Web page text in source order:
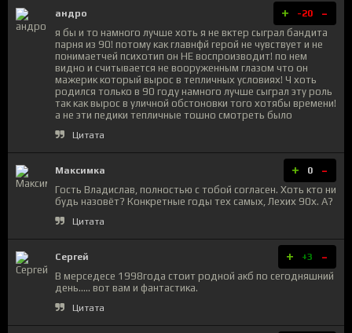
андро + -20 -
я бы и то намного лучше хоть я не вктер сыграл бандита
парня из 90! потому как главнфй герой не чувствует и не
понимаетчей психотип он НЕ воспроизводит! по нем
видно и считывается не вооруженным глазом что он
мажерик который вырос в тепличных условиях! Ч хоть
родился только в 90 году намного лучше сыграл эту роль
так как вырос в уличной обстоновки того хотябы времени!
а не эти педики тепличные тошно смотреть было
Цитата
Максимка + 0 -
Гость Владислав, полностью с тобой согласен. Хоть кто ни
будь назовёт? Конкретные годы тех самых, Лехих 90х. А?
Цитата
Сергей + +3 -
В мерседесе 1998года стоит родной акб по сегодняшний
день..... вот вам и фантастика.
Цитата